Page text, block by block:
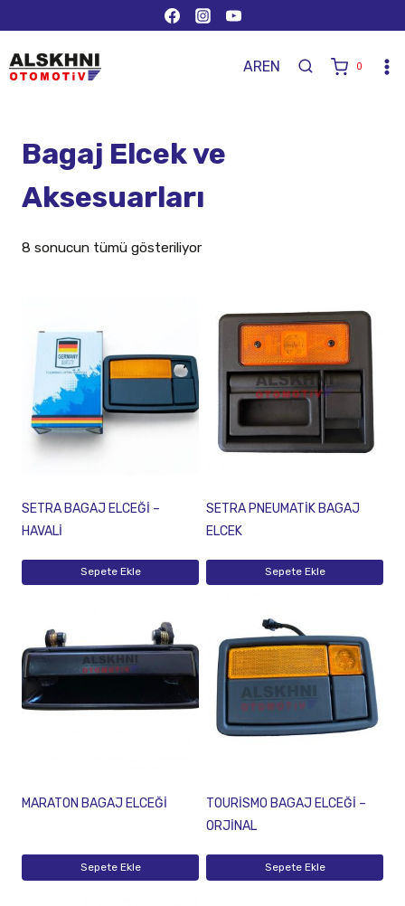
AREN 0
Bagaj Elcek ve
Aksesuarları
8 sonucun tümü gösteriliyor
SETRA BAGAJ ELCEĞİ –
HAVALİ
Sepete Ekle
SETRA PNEUMATİK BAGAJ
ELCEK
Sepete Ekle
MARATON BAGAJ ELCEĞİ
Sepete Ekle
TOURİSMO BAGAJ ELCEĞİ –
ORJİNAL
Sepete Ekle